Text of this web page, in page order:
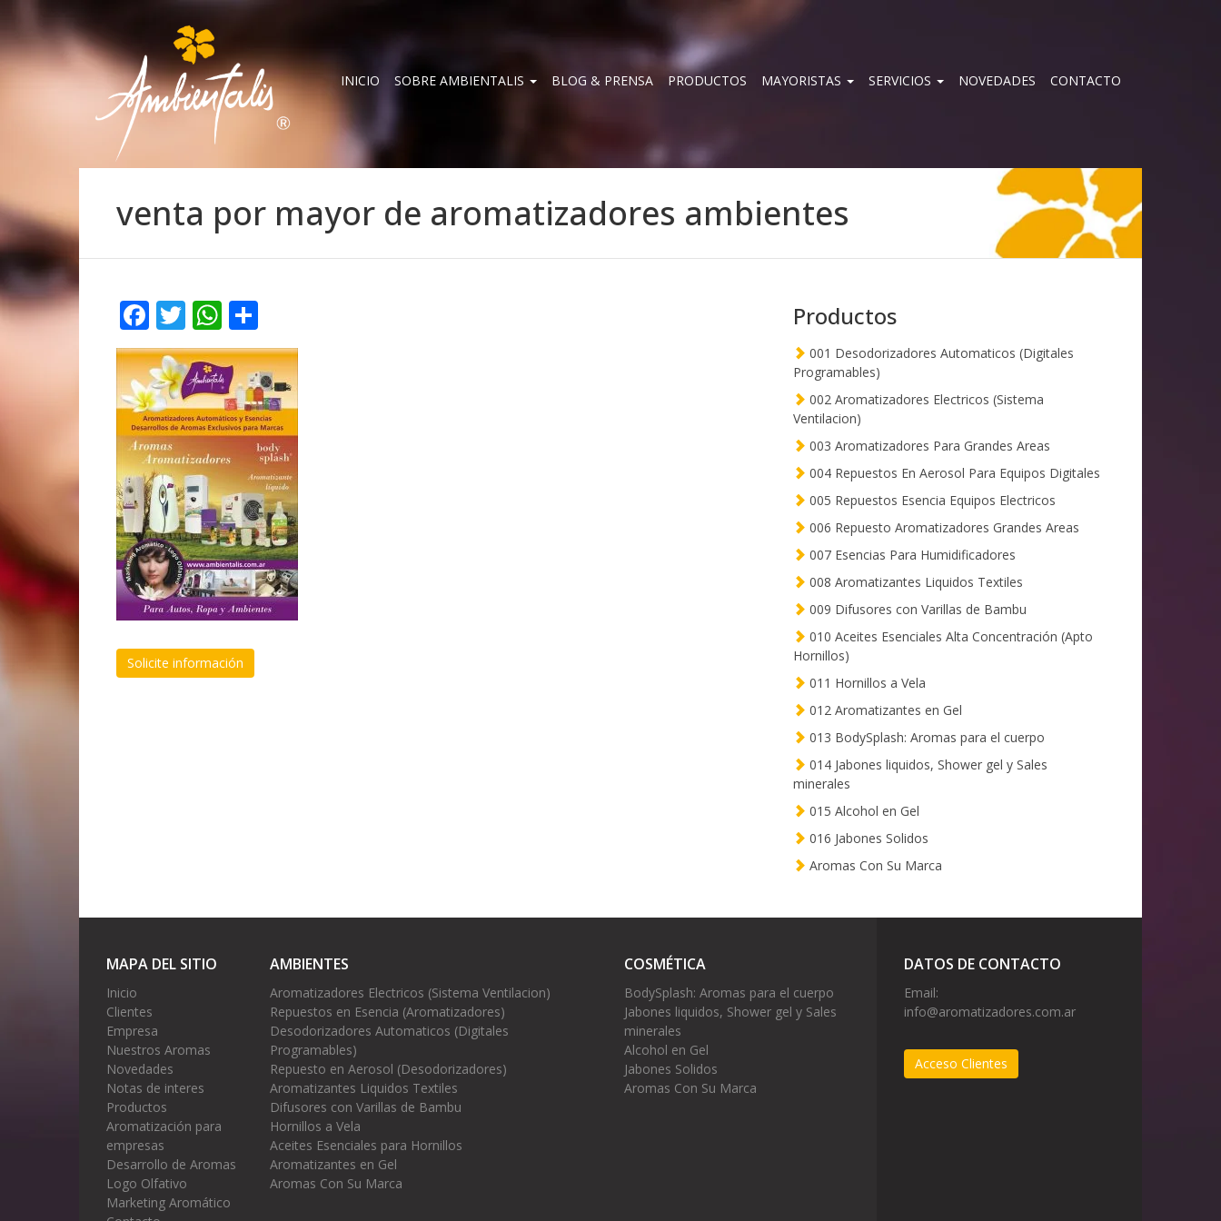
INICIO SOBRE AMBIENTALIS BLOG & PRENSA PRODUCTOS MAYORISTAS SERVICIOS NOVEDADES CONTACTO
venta por mayor de aromatizadores ambientes
Facebook
TwitterWhatsApp
Solicite información
Productos
001 Desodorizadores Automaticos (Digitales
Programables)
002 Aromatizadores Electricos (Sistema
Ventilacion)
003 Aromatizadores Para Grandes Areas
004 Repuestos En Aerosol Para Equipos Digitales
005 Repuestos Esencia Equipos Electricos
006 Repuesto Aromatizadores Grandes Areas
007 Esencias Para Humidificadores
008 Aromatizantes Liquidos Textiles
009 Difusores con Varillas de Bambu
010 Aceites Esenciales Alta Concentración (Apto
Hornillos)
011 Hornillos a Vela
012 Aromatizantes en Gel
013 BodySplash: Aromas para el cuerpo
014 Jabones liquidos, Shower gel y Sales
minerales
015 Alcohol en Gel
016 Jabones Solidos
Aromas Con Su Marca
MAPA DEL SITIO
Inicio
Clientes
Empresa
Nuestros Aromas
Novedades
Notas de interes
Productos
Aromatización para
empresas
Desarrollo de Aromas
Logo Olfativo
Marketing Aromático
AMBIENTES
Aromatizadores Electricos (Sistema Ventilacion)
Repuestos en Esencia (Aromatizadores)
Desodorizadores Automaticos (Digitales
Programables)
Repuesto en Aerosol (Desodorizadores)
Aromatizantes Liquidos Textiles
Difusores con Varillas de Bambu
Hornillos a Vela
Aceites Esenciales para Hornillos
Aromatizantes en Gel
Aromas Con Su Marca
COSMÉTICA
BodySplash: Aromas para el cuerpo
Jabones liquidos, Shower gel y Sales
minerales
Alcohol en Gel
Jabones Solidos
Aromas Con Su Marca
DATOS DE CONTACTO
Email:
info@aromatizadores.com.ar
Acceso Clientes